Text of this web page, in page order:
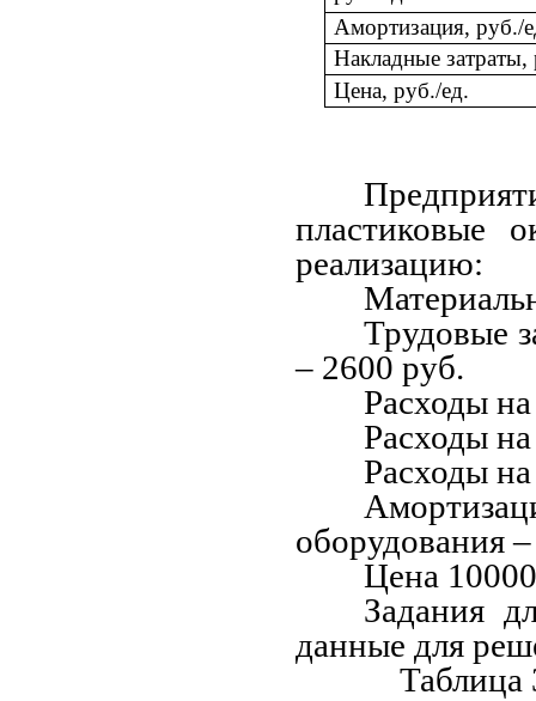
Амортизация, руб./
Накладные затраты,
Цена, руб./ед.
пластиковые
реализацию:
Трудовые
– 2600 руб.
Расходы
Расходы
Расходы
оборудования–
Цена
Задания
данные для
Таблица